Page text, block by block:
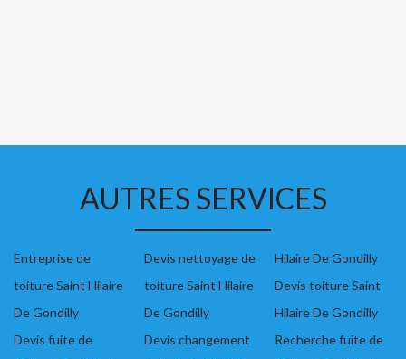
AUTRES SERVICES
Entreprise de
toiture Saint Hilaire
De Gondilly
Devis fuite de
Devis nettoyage de
toiture Saint Hilaire
De Gondilly
Devis changement
Hilaire De Gondilly
Devis toiture Saint
Hilaire De Gondilly
Recherche fuite de